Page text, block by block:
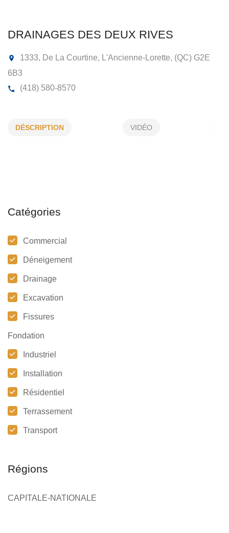
DÉSCRIPTION VIDÉO
Catégories
Commercial
Déneigement
Drainage
Excavation
Fissures
Fondation
Industriel
Installation
Résidentiel
Terrassement
Transport
Régions
CAPITALE-NATIONALE